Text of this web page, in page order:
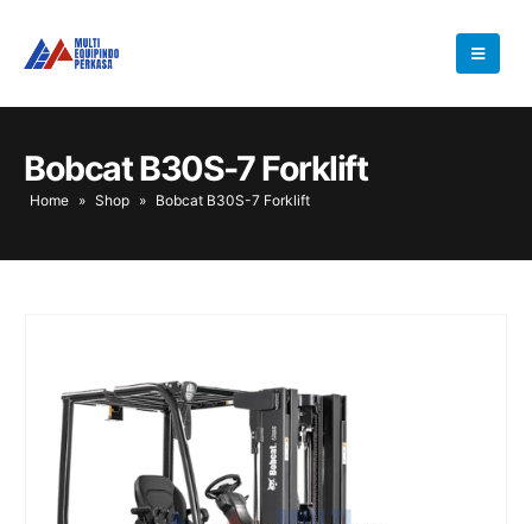
Bobcat B30S-7 Forklift
Home » Shop » Bobcat B30S-7 Forklift